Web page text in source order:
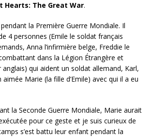
Hearts: The Great War.
la Première Guerre Mondiale. Il
4 personnes (Emile le soldat français
Anna l’infirmière belge, Freddie le
dans la Légion Étrangère et
anglais) qui aident un soldat allemand, Karl,
Marie (la fille d’Emile) avec qui il a eu
la Seconde Guerre Mondiale, Marie aurait
pour ce geste et je suis curieux de
s’est battu leur enfant pendant la